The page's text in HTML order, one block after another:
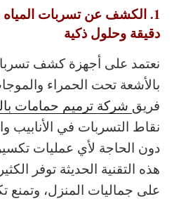
1. الكشف عن تسربات المياه
دقيقة وحلول ذكية
نعتمد على أجهزة كشف
بالأشعة تحت الحمراء
فريق شركة ترميم حمامات
نقاط التسربات في الأنابيب
دون الحاجة لأي عمليات
هذه التقنية الحديثة توفر
على جماليات المنزل، وتمنع